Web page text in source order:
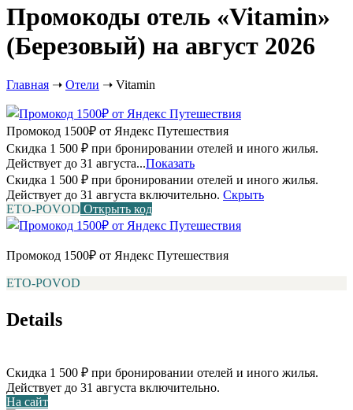
Промокоды отель «Vitamin»
(Березовый) на август 2026
Главная ➝ Отели ➝ Vitamin
Промокод 1500₽ от Яндекс Путешествия
Скидка 1 500 ₽ при бронировании отелей и иного жилья.
Действует до 31 августа...Показать
Скидка 1 500 ₽ при бронировании отелей и иного жилья.
Действует до 31 августа включительно. Скрыть
ETO-POVOD Открыть код
Промокод 1500₽ от Яндекс Путешествия
ETO-POVOD
Details
Скидка 1 500 ₽ при бронировании отелей и иного жилья.
Действует до 31 августа включительно.
На сайт